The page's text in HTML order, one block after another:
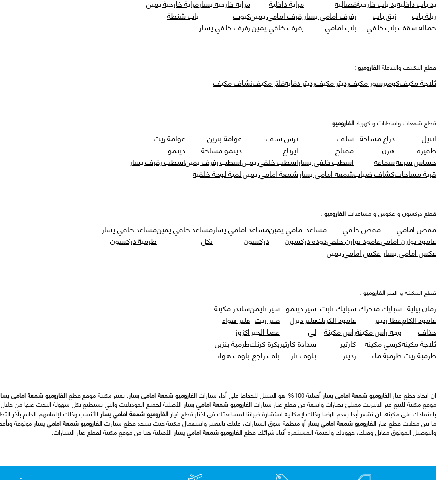
يد باب داخليةيد باب خارجيةفصالية مراية داخلية مراية خارجية يسارمراية خارجية يمين
ربلة باب
زيق باب رفرف امامي يساررفرف امامي يمينكبوت
باب شنطة
حمالة سقفباب خلفي باب امامي رفرف خلفي يمينرفرف خلفي يسار
قطع التكييف والتدفئةالفاروميو :
ثلاجة مكيفكومبرسور مكيفرديتر مكيفرديتر دفايةفلتر مكيفنشاف مكيف
قطع شمعات واسطبات و كهرباءالفاروميو :
انتيل ذراع مساحة سلف ترس سلف عوامة بنزين
عوامة زيت
ظفيرة
هرن مفتاح ايرباغ دينمو مساحة
دينمو
حساس سرعةسماعة اسطب خلفي يساراسطب خلفي يميناسطب رفرف يميناسطب رفرف يسار
قربة مساحاتكشاف ضبابشمعة امامي يسارشمعة امامي يمينلمبة لوحة خلفية
قطع دركسون و عكوس و مساعداتالفاروميو :
مقص امامي مقص خلفي مساعد امامي يمينمساعد امامي يسارمساعد خلفي يمينمساعد خلفي يسار
عامود توازن اماميعامود توازن خلفيدودة دركسون دركسون نكل
طرمبة دركسون
عكس امامي يسار عكس امامي يمين
قطع المكينة و الجير الفاروميو :
رمان بيلية سبايك متحرك سبايك ثابت سير دينمو سير تايمنسلندر مكينة
عامود الكامغطا رديتر عامود الكرنكفلتر ديزل فلتر زيت فلتر هواء
حذاف
وجه راس مكينةراس مكينة لي عصا الجيراكزوز
ثلاجة مكينةكرسي مكينة كارتير سدادة كارتيربكرة كرنكطرمبة بنزين
طرمبة زيتطرمبة ماء رديتر بلوف نار بلف راجع بلوف هواء
ان ايجاد قطع غيار الفاروميو شمعة امامي يسار أصلية 100% هو السبيل للحفاظ على أداء سيارات الفاروميو شمعة امامي يسار. يعتبر مكينة موقع قطع الفاروميو شمعة امامي
موقع مكينة للبيع عبر الانترنت ممتلئ بخيارات واسعة من قطع غيار سياراتالفاروميو شمعة امامي يسار الأصلية لجميع الموديلات والتي تستطيع بكل سهولة البحث عنها من
باعتمادك على مكينة، لن تشعر أبدا بعدم الرضا وذلك لإمكانية استشارة خبرائنا لمساعدتك في اختار قطع غيار الفاروميو شمعة امامي يسار الأنسب وذلك لإلمامهم الدائم بآخر
ما بين محلات قطع غيار الفاروميو شمعة امامي يسار أو منطقة سوق السيارات، عليك بالتغيير واستعمال مكينة حيث ستجد قطع سياراتالفاروميو شمعة امامي يسار موثوقة
والتوصيل الموثوق مقابل وقتك، جهودك والقيمة المستثمرة أثناء شرائك قطع الفاروميو شمعة امامي يسار الأصلية هنا من موقع مكينة لقطع غيار السيارات.